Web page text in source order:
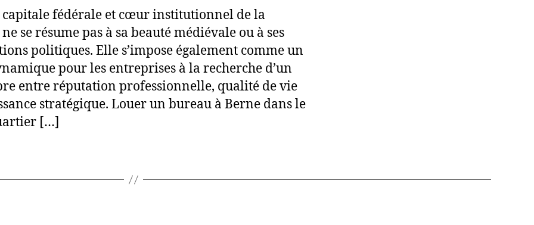
capitale fédérale et cœur institutionnel de la
ne se résume pas à sa beauté médiévale ou à ses
politiques. Elle s’impose également comme un
pour les entreprises à la recherche d’un
entre réputation professionnelle, qualité de vie
stratégique. Louer un bureau à Berne dans le
[…]